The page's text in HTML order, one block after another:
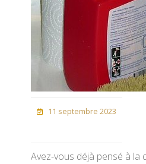
11 septembre 2023
Avez-vous déjà pensé à